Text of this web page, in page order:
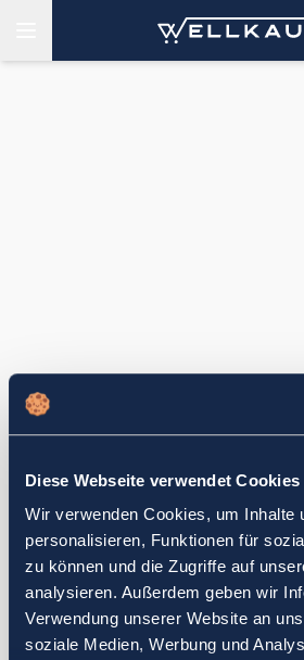
Diese Webseite verwendet Cookies
Wir verwenden Cookies, um Inhalte
personalisieren, Funktionen für
zu können und die Zugriffe auf
analysieren. Außerdem geben wir
Verwendung unserer Website an
soziale Medien, Werbung und